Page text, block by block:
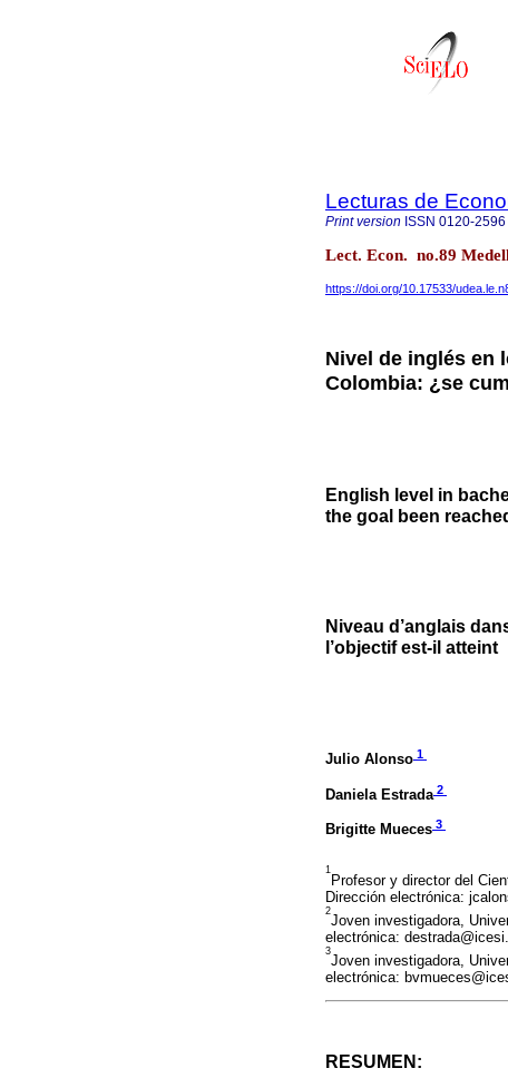
Lecturas de
Print version ISSN 0120-2596
Lect. Econ. no.89
https://doi.org/10.17533/
Nivel de inglés en
Colombia: ¿se
English level in
the goal been
Niveau d’anglais
l’objectif est-il atteint
Julio Alonso 1
Daniela Estrada 2
Brigitte Mueces 3
1
Profesor y director del
Dirección electrónica:
2
Joven investigadora,
electrónica:
3
Joven investigadora,
electrónica:
RESUMEN: